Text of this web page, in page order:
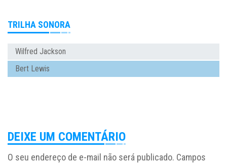
TRILHA SONORA
Wilfred Jackson
Bert Lewis
DEIXE UM COMENTÁRIO
O seu endereço de e-mail não será publicado. Campos